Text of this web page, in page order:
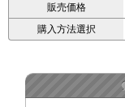
販売価格
購入方法選択